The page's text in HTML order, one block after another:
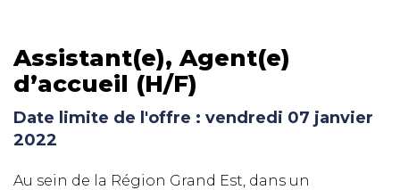
Assistant(e), Agent(e)
d’accueil (H/F)
Date limite de l'offre : vendredi 07 janvier
2022
Au sein de la Région Grand Est, dans un